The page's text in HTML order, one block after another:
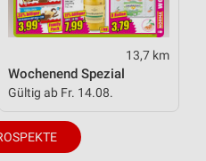
13,7 km
Wochenend Spezial
Gültig ab Fr. 14.08.